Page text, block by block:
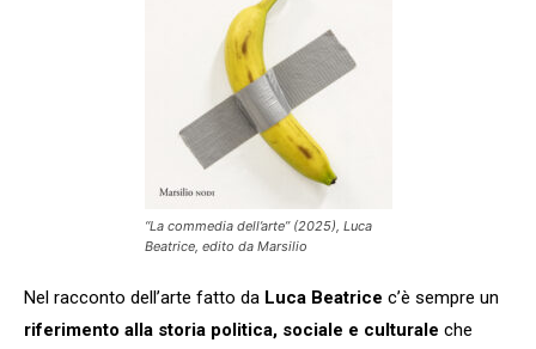
“La commedia dell’arte” (2025), Luca
Beatrice, edito da Marsilio
Nel racconto dell’arte fatto da Luca Beatrice c’è sempre un
riferimento alla storia politica, sociale e culturale che